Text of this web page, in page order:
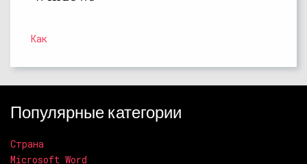
Как
Популярные категории
Страна
Microsoft Word